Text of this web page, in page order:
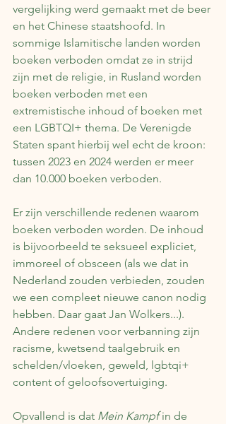
vergelijking werd gemaakt met de beer
en het Chinese staatshoofd. In
sommige Islamitische landen worden
boeken verboden omdat ze in strijd
zijn met de religie, in Rusland worden
boeken verboden met een
extremistische inhoud of boeken met
een LGBTQI+ thema. De Verenigde
Staten spant hierbij wel echt de kroon:
tussen 2023 en 2024 werden er meer
dan 10.000 boeken verboden.
Er zijn verschillende redenen waarom
boeken verboden worden. De inhoud
is bijvoorbeeld te seksueel expliciet,
immoreel of obsceen (als we dat in
Nederland zouden verbieden, zouden
we een compleet nieuwe canon nodig
hebben. Daar gaat Jan Wolkers...).
Andere redenen voor verbanning zijn
racisme, kwetsend taalgebruik en
schelden/vloeken, geweld, lgbtqi+
content of geloofsovertuiging.
Opvallend is dat Mein Kampf in de